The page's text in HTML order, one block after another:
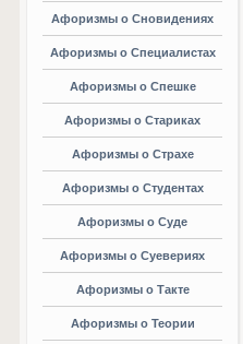
Афоризмы о Сновидениях
Афоризмы о Специалистах
Афоризмы о Спешке
Афоризмы о Стариках
Афоризмы о Страхе
Афоризмы о Студентах
Афоризмы о Суде
Афоризмы о Суевериях
Афоризмы о Такте
Афоризмы о Теории